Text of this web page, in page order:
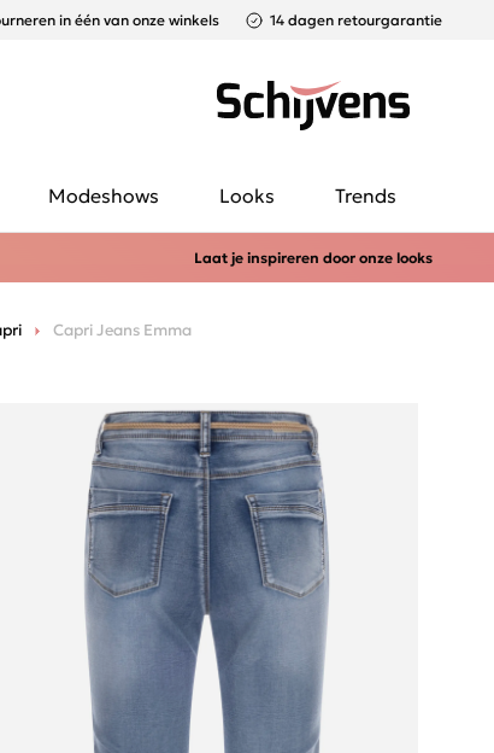
in één van onze winkels 14 dagen retourgarantie
Modeshows Looks Trends
Laat je inspireren door onze looks
Capri Jeans Emma